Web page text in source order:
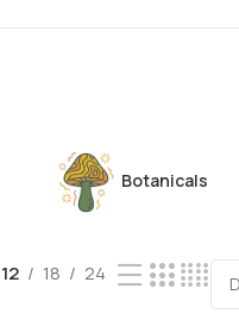
Botanicals
12 18 24